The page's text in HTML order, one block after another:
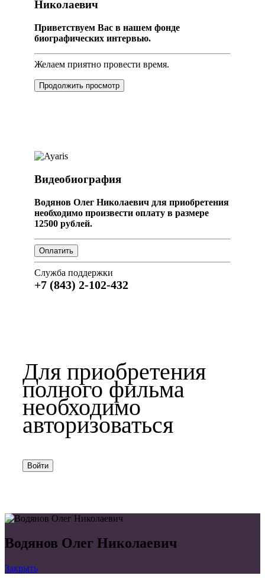
Николаевич
Приветствуем Вас в нашем фонде
биографических интервью.
Желаем приятно провести время.
Продолжить просмотр
Видеобиография
Водянов Олег Николаевич для приобретения
необходимо произвести оплату в размере
12500 рублей.
Служба поддержки
+7 (843) 2-102-432
Для приобретения
полного фильма
необходимо
авторизоваться
Войти
Водянов Олег Николаевич
Закрыть